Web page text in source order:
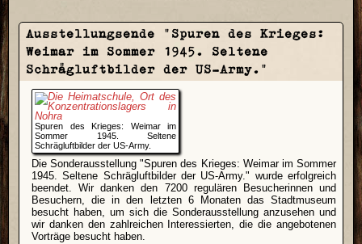
Ausstellungsende "Spuren des Krieges:
Weimar im Sommer 1945. Seltene
Schrägluftbilder der US-Army."
Spuren des Krieges: Weimar im
Sommer 1945. Seltene
Schrägluftbilder der US-Army.
Die Sonderausstellung "Spuren des Krieges: Weimar im Sommer
1945. Seltene Schrägluftbilder der US-Army." wurde erfolgreich
beendet. Wir danken den 7200 regulären Besucherinnen und
Besuchern, die in den letzten 6 Monaten das Stadtmuseum
besucht haben, um sich die Sonderausstellung anzusehen und
wir danken den zahlreichen Interessierten, die die angebotenen
Vorträge besucht haben.